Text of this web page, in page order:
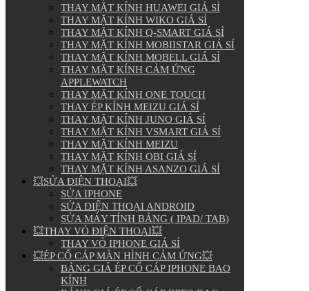
THAY MẶT KÍNH HUAWEI GIÁ SỈ
THAY MẶT KÍNH WIKO GIÁ SỈ
THAY MẶT KÍNH Q-SMART GIÁ SỈ
THAY MẶT KÍNH MOBIISTAR GIÁ SỈ
THAY MẶT KÍNH MOBELL GIÁ SỈ
THAY MẶT KÍNH CẢM ỨNG
APPLEWATCH
THAY MẶT KÍNH ONE TOUCH
THAY ÉP KÍNH MEIZU GIÁ SỈ
THAY MẶT KÍNH JUNO GIÁ SỈ
THAY MẶT KÍNH VSMART GIÁ SỈ
THAY MẶT KÍNH MEIZU
THAY MẶT KÍNH OBI GIÁ SỈ
THAY MẶT KÍNH ASANZO GIÁ SỈ
💥SỬA ĐIỆN THOẠI💥
SỬA IPHONE
SỬA ĐIỆN THOẠI ANDROID
SỬA MÁY TÍNH BẢNG ( IPAD/ TAB)
💥THAY VỎ ĐIỆN THOẠI💥
THAY VỎ IPHONE GIÁ SỈ
💥ÉP CỔ CÁP MÀN HÌNH CẢM ỨNG💥
BẢNG GIÁ ÉP CỔ CÁP IPHONE BAO
KÍNH